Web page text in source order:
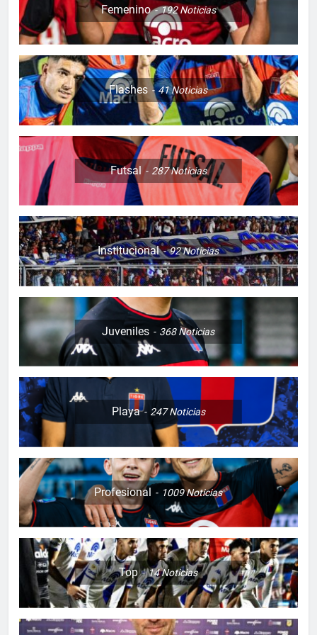
Femenino 192Noticias
Flashes 41Noticias
Futsal 287Noticias
Institucional 92Noticias
Juveniles 368Noticias
Playa 247Noticias
Profesional 1009Noticias
Top 14Noticias